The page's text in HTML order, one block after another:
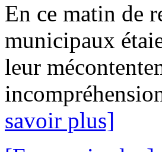
En ce matin de
municipaux
leur
savoir plus]